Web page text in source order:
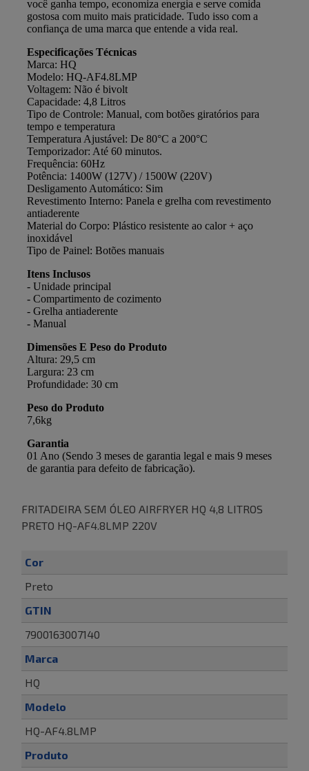
FRITADEIRA SEM ÓLEO AIRFRYER HQ 4,8 LITROS
PRETO HQ-AF4.8LMP 220V
Cor
Preto
GTIN
7900163007140
Marca
HQ
Modelo
HQ-AF4.8LMP
Produto